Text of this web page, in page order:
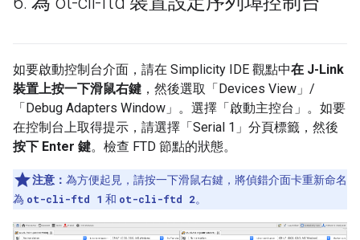
如要啟動控制台介面，請在 Simplicity IDE 觀點中在 J-Link
裝置上按一下滑鼠右鍵 ，然後選取「Devices View」/
「Debug Adapters Window」。選擇「啟動主控台」 。如要
在控制台上取得提示，請選擇「Serial 1」 分頁標籤，然後
按下 Enter 鍵。檢查 FTD 節點的狀態。
注意： 為方便起見，請按一下滑鼠右鍵，將偵錯介面卡重新命名
為 ot-cli-ftd 1 和 ot-cli-ftd 2。